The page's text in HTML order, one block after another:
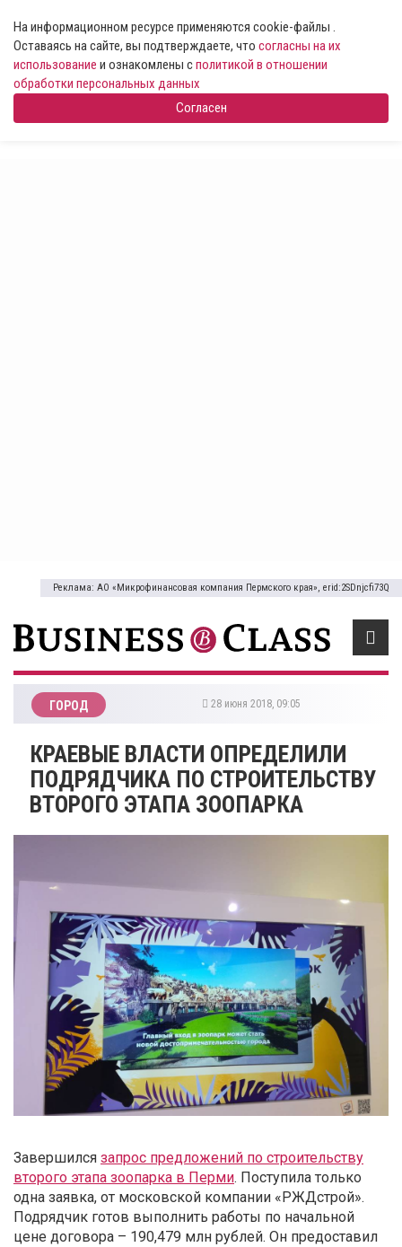
На информационном ресурсе применяются cookie-файлы .
Оставаясь на сайте, вы подтверждаете, что согласны на их
использование и ознакомлены сполитикой в отношении
обработки персональных данных
Согласен
Реклама: АО «Микрофинансовая компания Пермского края», erid:2SDnjcfi73Q
ГОРОД 28 июня 2018, 09:05
КРАЕВЫЕ ВЛАСТИ ОПРЕДЕЛИЛИ
ПОДРЯДЧИКА ПО СТРОИТЕЛЬСТВУ
ВТОРОГО ЭТАПА ЗООПАРКА
Завершился запрос предложений по строительству
второго этапа зоопарка в Перми. Поступила только
одна заявка, от московской компании «РЖДстрой».
Подрядчик готов выполнить работы по начальной
цене договора – 190,479 млн рублей. Он предоставил